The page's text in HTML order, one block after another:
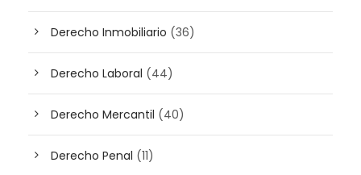
Derecho Inmobiliario (36)
Derecho Laboral (44)
Derecho Mercantil (40)
Derecho Penal (11)